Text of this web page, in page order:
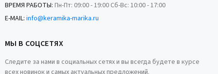
ВРЕМЯ РАБОТЫ: Пн-Пт: 09:00 - 19:00 Сб-Вс: 10:00 - 17:00
E-MAIL: info@keramika-marika.ru
МЫ В СОЦСЕТЯХ
Следите за нами в социальных сетях и вы всегда будете в курсе
всех новинок и самых актуальных предложений.